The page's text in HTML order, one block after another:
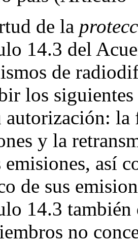
de la
14.3 del
de
los siguientes
autorización:
y la
emisiones, así
de sus
14.3 también
no